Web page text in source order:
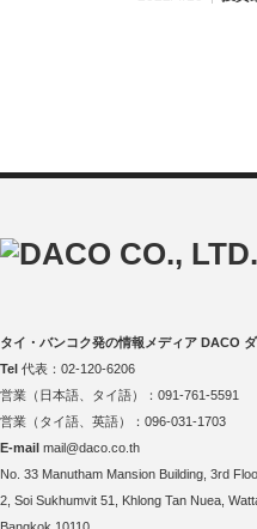
タイ・バンコク発の情報メディア DACO
Tel 代表：02-120-6206
営業（日本語、タイ語）：091-761-5591
営業（タイ語、英語）：096-031-1703
E-mail mail@daco.co.th
No. 33 Manutham Mansion Building, 3rd
2, Soi Sukhumvit 51, Khlong Tan Nuea,